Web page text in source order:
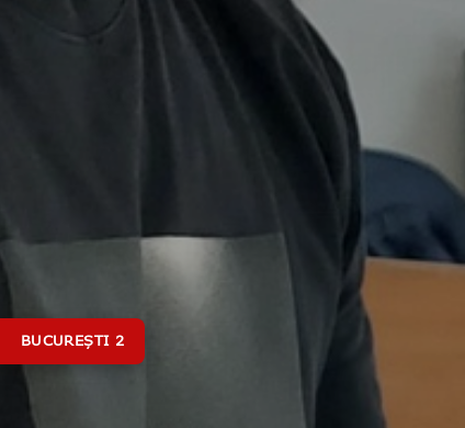
BUCUREȘTI 2